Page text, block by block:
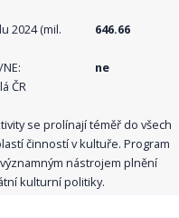
2024 (mil.
646.66
ne
ČR
se prolínají téměř do všech
činností v kultuře. Program
nástrojem plnění
kulturní politiky.